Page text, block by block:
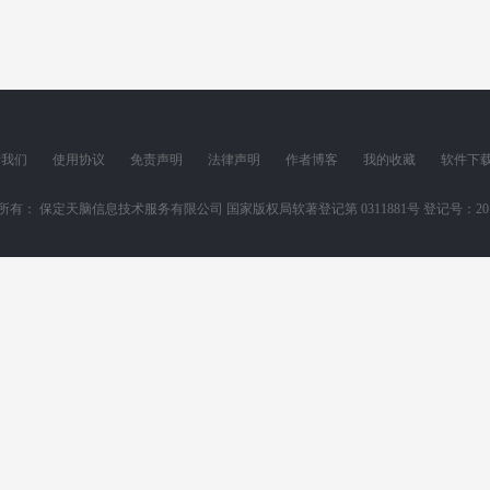
们 使用协议 免责声明 法律声明 作者博客 我的收藏 软件下
有： 保定天脑信息技术服务有限公司 国家版权局软著登记第 0311881号 登记号：